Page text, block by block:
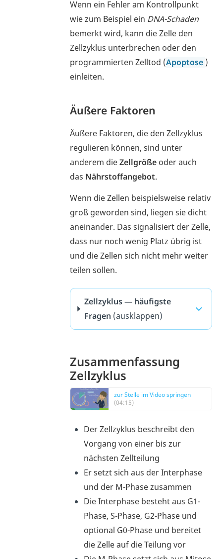
Wenn ein Fehler am Kontrollpunkt
wie zum Beispiel ein DNA-Schaden
bemerkt wird, kann die Zelle den
Zellzyklus unterbrechen oder den
programmierten Zelltod (Apoptose )
einleiten.
Äußere Faktoren
Äußere Faktoren, die den Zellzyklus
regulieren können, sind unter
anderem dieZellgröße oder auch
das Nährstoffangebot.
Wenn die Zellen beispielsweise relativ
groß geworden sind, liegen sie dicht
aneinander. Das signalisiert der Zelle,
dass nur noch wenig Platz übrig ist
und die Zellen sich nicht mehr weiter
teilen sollen.
Zellzyklus — häufigste
Fragen (ausklappen)
Zusammenfassung
Zellzyklus
zur Stelle im Video springen
(04:15)
Der Zellzyklus beschreibt den
Vorgang von einer bis zur
nächsten Zellteilung
Er setzt sich aus der Interphase
und der M-Phase zusammen
Die Interphase besteht aus G1-
Phase, S-Phase, G2-Phase und
optional G0-Phase und bereitet
die Zelle auf die Teilung vor